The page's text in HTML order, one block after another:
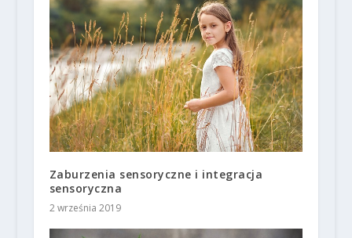
Zaburzenia sensoryczne i integracja
sensoryczna
2 września 2019